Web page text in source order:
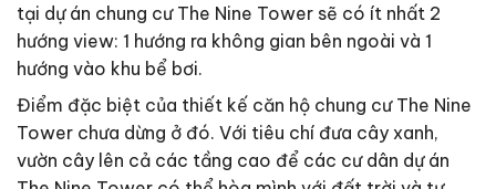
tại dự án chung cư The Nine Tower sẽ có ít nhất 2
hướng view: 1 hướng ra không gian bên ngoài và 1
hướng vào khu bể bơi.
Điểm đặc biệt của thiết kế căn hộ chung cư The Nine
Tower chưa dừng ở đó. Với tiêu chí đưa cây xanh,
vườn cây lên cả các tầng cao để các cư dân dự án